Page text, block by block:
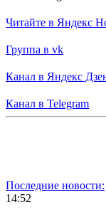
Читайте в Яндекс
Группа в vk
Канал в Яндекс
Канал в Telegram
Последние новости:
14:52